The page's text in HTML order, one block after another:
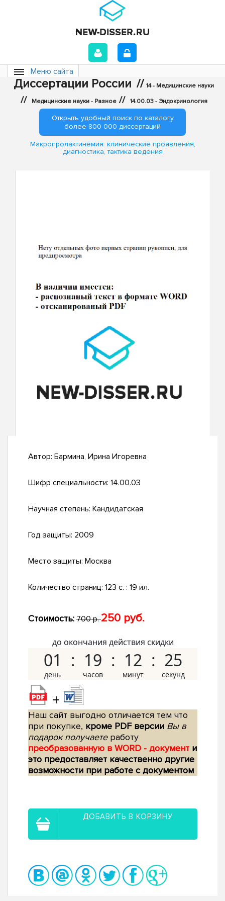
Меню сайта
Диссертации России // 14 - Медицинские науки
// Медицинские науки - Разное // 14.00.03 - Эндокринология
Открыть удобный поиск по каталогу
более 800 000 диссертаций
Макропролактинемия: клинические проявления,
диагностика, тактика ведения
Автор: Бармина, Ирина Игоревна
Шифр специальности: 14.00.03
Научная степень: Кандидатская
Год защиты: 2009
Место защиты: Москва
Количество страниц: 123 с. : 19 ил.
Стоимость: 700 р.250 руб.
до окончания действия скидки
01 19 12 24
+
Наш сайт выгодно отличается тем что
при покупке, кроме PDF версии Вы в
подарок получаетеработу
преобразованную в WORD - документ и
это предоставляет качественно другие
возможности при работе с документом
ДОБАВИТЬ В КОРЗИНУ